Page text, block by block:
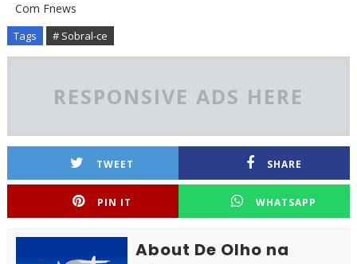
Com Fnews
Tags # Sobral-ce
RESPONSIVE ADS HERE
TWEET SHARE
PIN IT WHATSAPP
About De Olho na